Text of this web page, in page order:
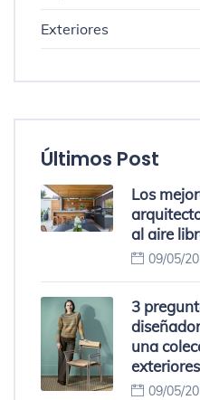
Exteriores
Últimos Post
Los
al aire
09/05/
3
una
09/05/